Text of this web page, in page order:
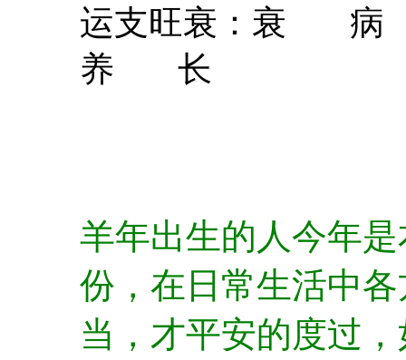
运支旺衰：
养 长
羊年出生的人今年
份，在日常生活中
当，才平安的度过